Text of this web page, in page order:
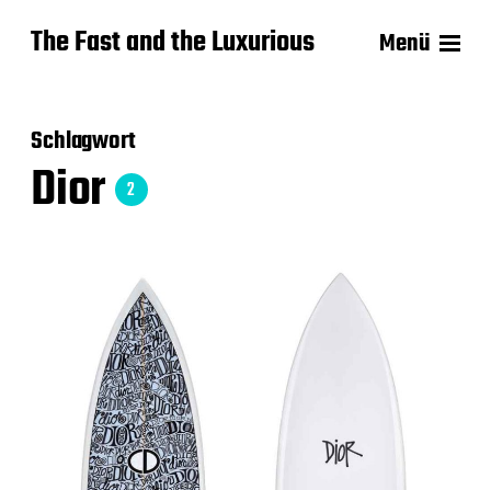
The Fast and the Luxurious Menü
Schlagwort
Dior 2